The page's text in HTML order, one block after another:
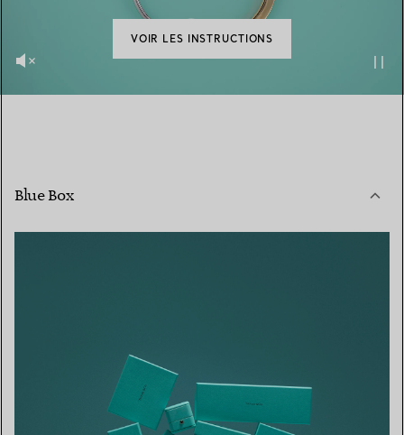
VOIR LES INSTRUCTIONS
Blue Box